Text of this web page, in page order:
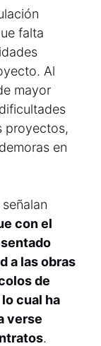
falta
Al
mayor
proyectos,
en
con el
a las obras
de
cual ha
verse
.